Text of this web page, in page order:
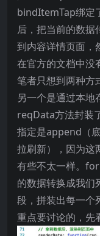
bindItemTap绑定
后，把当前的数
到内容详情页面，
在官方的文档中没
笔者只想到两种方
另一个是通过本地
reqData方法封装
指定是append（
拉刷新），因为这
有些不太一样。
的数据转换成我们
段，拼装出每一
重点要讨论的，先